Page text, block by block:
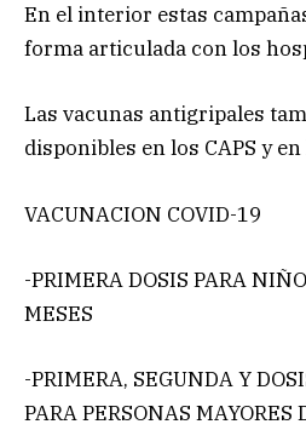
En el interior estas
forma articulada con los
Las vacunas antigripales
disponibles en los CAPS y en
VACUNACION COVID-19
-PRIMERA DOSIS PARA
MESES
-PRIMERA, SEGUNDA Y
PARA PERSONAS MAYORES